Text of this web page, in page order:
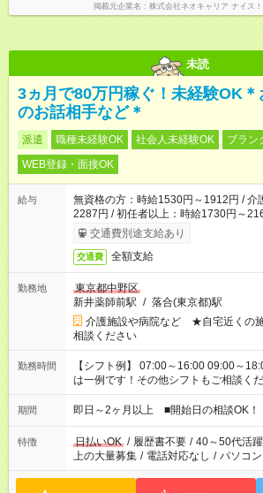
掲載元企業名 株式会社ネオキャリア ナイス
未読
3ヵ月で80万円稼ぐ！未経験OK
のお話相手など＊
派遣 職種未経験OK 社会人未経験OK
ブラン
WEB登録・面接OK
給与
無資格の方：時給1530円～1912円 / 介
2287円 / 初任者以上：時給1730円～
交通費別途支給あり
交通費 全額支給
勤務地
東京都中野区
新井薬師前駅 / 落合(東京都)駅
介護施設や病院など ★自宅近くの
相談ください
勤務時間
【シフト例】 07:00～16:00 09:00～18:00
は一例です！その他シフトもご相談くだ
期間 即日～2ヶ月以上 ■開始日の相談OK！
特徴 日払いOK / 履歴書不要 / 40～50代活
上の大量募集 / 電話対応なし / パソコ